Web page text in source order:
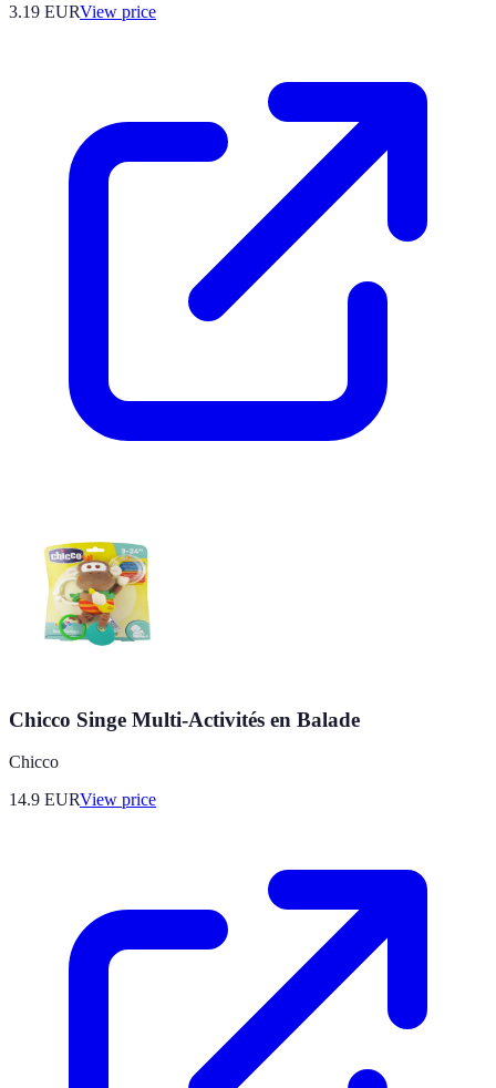
3.19 EURView price
Chicco Singe Multi-Activités en Balade
Chicco
14.9 EURView price